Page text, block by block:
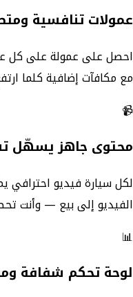
عمولات تنافسية
احصل على عمولة على كل
مع مكافآت إضافية كلما
📹
محتوى جاهز يسهّل
لكل سيارة فيديو احترافي
الفيديو إلى بيع — وأنت
📊
لوحة تحكم شفافة